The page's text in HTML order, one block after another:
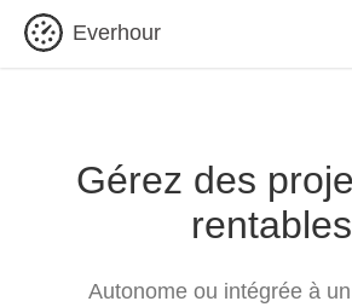
Everhour
Gérez des
rentables
Autonome ou intégrée à